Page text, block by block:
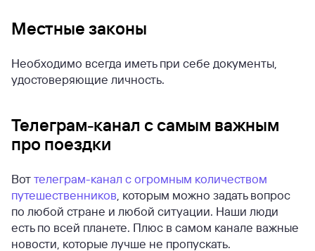
Местные законы
Необходимо всегда иметь при себе документы,
удостоверяющие личность.
Телеграм-канал с самым важным
про поездки
Воттелеграм-канал с огромным количеством
путешественников , которым можно задать вопрос
по любой стране и любой ситуации. Наши люди
есть по всей планете. Плюс в самом канале важные
новости, которые лучше не пропускать.